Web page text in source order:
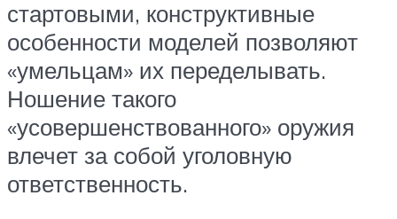
стартовыми, конструктивные
особенности моделей позволяют
«умельцам» их переделывать.
Ношение такого
«усовершенствованного» оружия
влечет за собой уголовную
ответственность.